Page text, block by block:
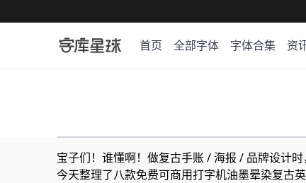
首页 全部字体 字体合集 资
宝子们！谁懂啊！做复古手账 / 海报 / 品牌设计
今天整理了八款免费可商用打字机油墨晕染复古